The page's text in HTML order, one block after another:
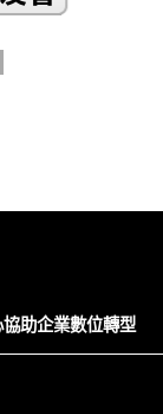
協助企業數位轉型